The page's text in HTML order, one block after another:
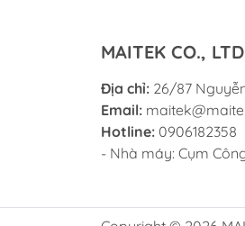
MAITEK CO., LTD
Địa chỉ: 26/87
Email:
Hotline: 0906182358
- Nhà máy: Cụm